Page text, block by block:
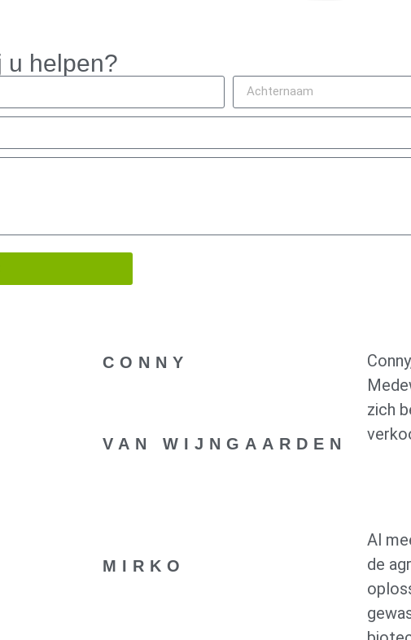
u helpen?
CONNY
VAN WIJNGAARDEN
zich
MIRKO
Al
de